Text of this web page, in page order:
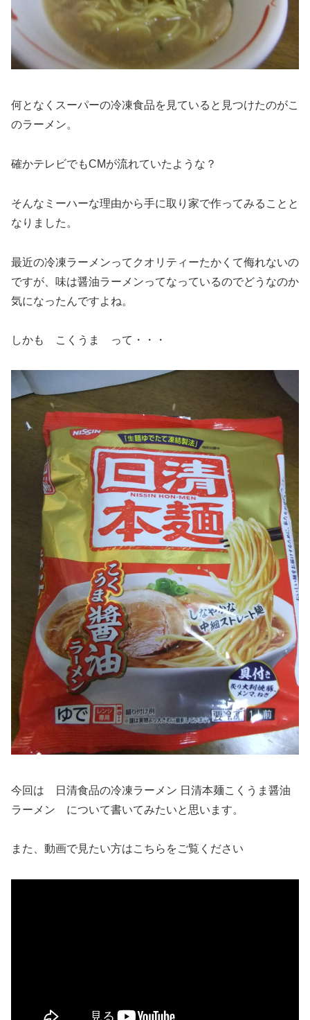
何となくスーパーの冷凍食品を見ていると見つけたのがこ
のラーメン。
確かテレビでもCMが流れていたような？
そんなミーハーな理由から手に取り家で作ってみることと
なりました。
最近の冷凍ラーメンってクオリティーたかくて侮れないの
ですが、味は醤油ラーメンってなっているのでどうなのか
気になったんですよね。
しかも こくうま って・・・
今回は 日清食品の冷凍ラーメン 日清本麺こくうま醤油
ラーメン について書いてみたいと思います。
また、動画で見たい方はこちらをご覧ください